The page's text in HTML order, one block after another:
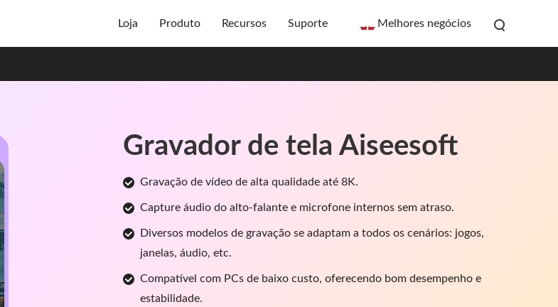
Loja Produto Recursos Suporte Melhores negócios
Gravador de tela Aiseesoft
Gravação de vídeo de alta qualidade até 8K.
Capture áudio do alto-falante e microfone internos sem atraso.
Diversos modelos de gravação se adaptam a todos os cenários: jogos,
janelas, áudio, etc.
Compatível com PCs de baixo custo, oferecendo bom desempenho e
estabilidade.